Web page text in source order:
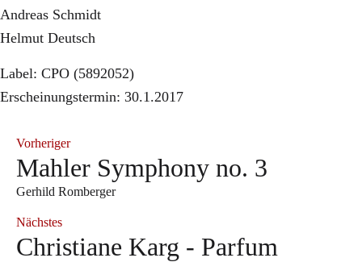
Andreas Schmidt
Helmut Deutsch
Label: CPO (5892052)
Erscheinungstermin: 30.1.2017
Vorheriger
Mahler Symphony no. 3
Gerhild Romberger
Nächstes
Christiane Karg - Parfum